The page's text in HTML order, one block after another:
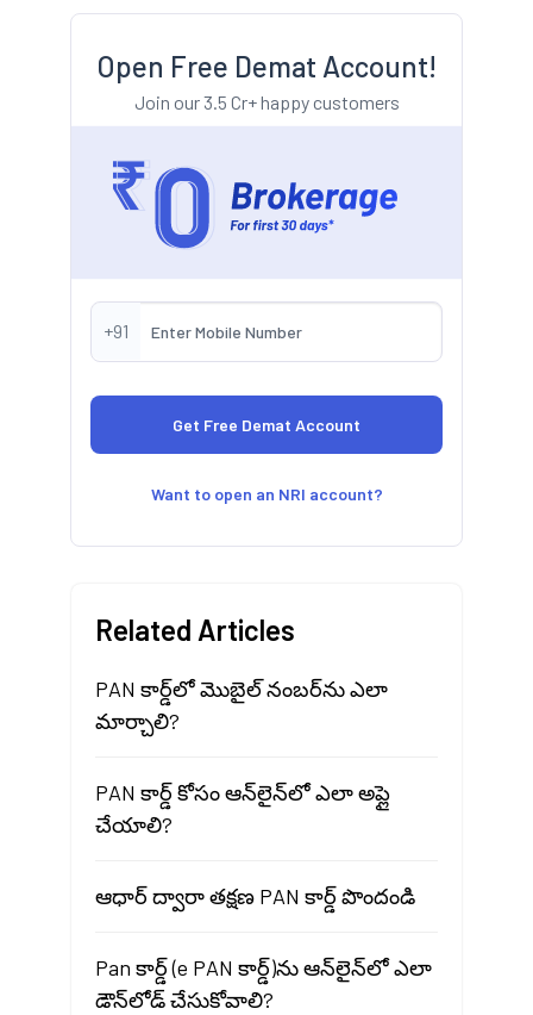
Open Free Demat Account!
Join our 3.5 Cr+ happy customers
+91
Want to open an NRI account?
Related Articles
PAN కార్డ్‌లో మొబైల్ నంబర్‌ను ఎలా
మార్చాలి?
PAN కార్డ్ కోసం ఆన్‌లైన్‌లో ఎలా అప్లై
చేయాలి?
ఆధార్ ద్వారా తక్షణ PAN కార్డ్ పొందండి
Pan కార్డ్ (e PAN కార్డ్)ను ఆన్‌లైన్‌లో ఎలా
డౌన్‌లోడ్ చేసుకోవాలి?